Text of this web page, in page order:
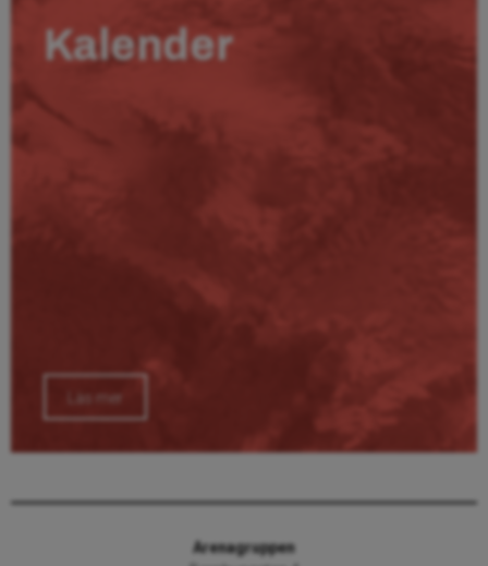
Kalender
Läs mer
Arenagruppen